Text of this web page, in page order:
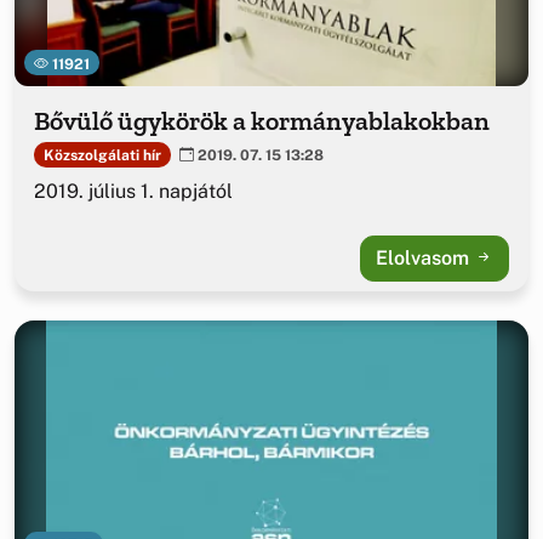
11921
Bővülő ügykörök a kormányablakokban
Közszolgálati hír 2019. 07. 15 13:28
2019. július 1. napjától
Elolvasom